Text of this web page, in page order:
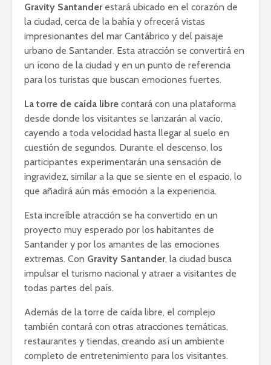
Gravity Santanderestará ubicado en el corazón de
la ciudad, cerca de la bahía y ofrecerá vistas
impresionantes del mar Cantábrico y del paisaje
urbano de Santander. Esta atracción se convertirá en
un ícono de la ciudad y en un punto de referencia
para los turistas que buscan emociones fuertes.
La torre de caída libre contará con una plataforma
desde donde los visitantes se lanzarán al vacío,
cayendo a toda velocidad hasta llegar al suelo en
cuestión de segundos. Durante el descenso, los
participantes experimentarán una sensación de
ingravidez, similar a la que se siente en el espacio, lo
que añadirá aún más emoción a la experiencia.
Esta increíble atracción se ha convertido en un
proyecto muy esperado por los habitantes de
Santander y por los amantes de las emociones
extremas. Con Gravity Santander, la ciudad busca
impulsar el turismo nacional y atraer a visitantes de
todas partes del país.
Además de la torre de caída libre, el complejo
también contará con otras atracciones temáticas,
restaurantes y tiendas, creando así un ambiente
completo de entretenimiento para los visitantes.